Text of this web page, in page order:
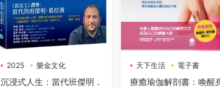
2025
樂金文化
電子書
沉浸式人生：當代班傑明．
天下生活 電子書
療癒瑜伽解剖書：喚醒